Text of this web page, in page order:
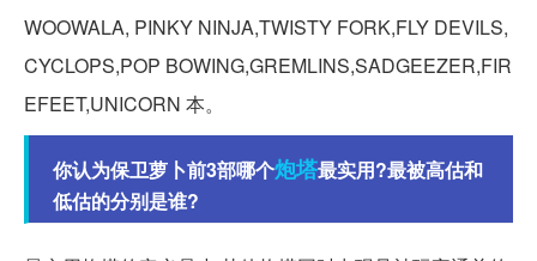
WOOWALA, PINKY NINJA,TWISTY FORK,FLY DEVILS,
CYCLOPS,POP BOWING,GREMLINS,SADGEEZER,FIR
EFEET,UNICORN 本。
你认为保卫萝卜前3部哪个炮塔最实用?最被高估和
低估的分别是谁?